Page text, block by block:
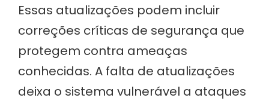
Essas atualizações podem incluir
correções críticas de segurança que
protegem contra ameaças
conhecidas. A falta de atualizações
deixa o sistema vulnerável a ataques